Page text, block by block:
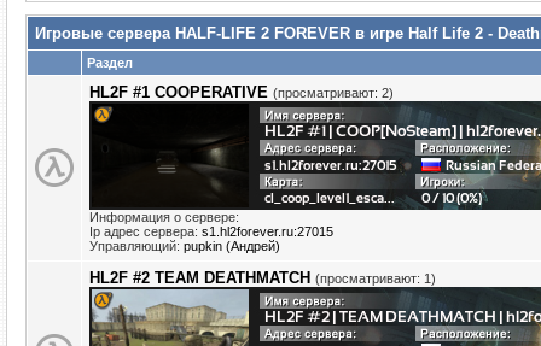
Игровые сервера HALF-LIFE 2 FOREVER в игре Half Life 2 -
Раздел
HL2F #1 COOPERATIVE (просматривают: 2)
Информация о сервере:
Ip адрес сервера: s1.hl2forever.ru:27015
Управляющий: pupkin (Андрей)
HL2F #2 TEAM DEATHMATCH (просматривают: 1)